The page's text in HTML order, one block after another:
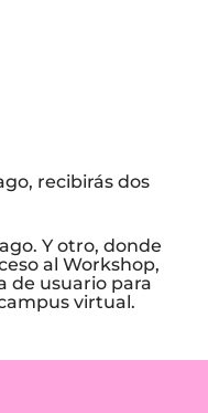
recibirás dos
Y otro, donde
al Workshop,
de usuario para
virtual.